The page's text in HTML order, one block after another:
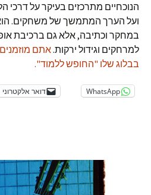
הנוכחיים מתרכזים בעיקר על דרכי
ועל הערך המתמשך של משחקים.
במחקר וכתיבה, אלא גם ברכיבת
למרחקים וגידול ירקות.אתם
בבלוג שלו "החופש ללמוד".
WhatsApp דואר אלקטרוני